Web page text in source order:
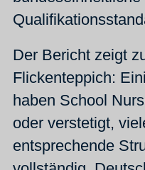
Der Bericht zeigt
Flickenteppich:
haben School
oder verstetigt,
entsprechende